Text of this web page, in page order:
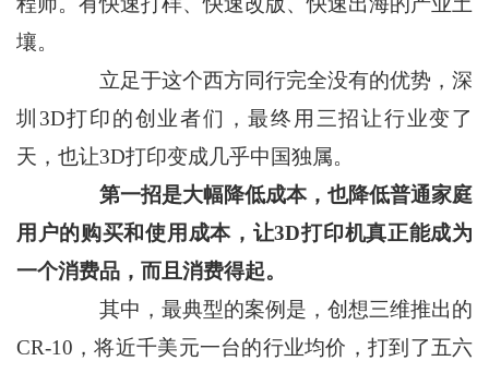
壤。
立足于这个西方同行完全没有的优势，深
圳3D打印的创业者们，最终用三招让行业变了
天，也让3D打印变成几乎中国独属。
第一招是大幅降低成本，也降低普通家庭
用户的购买和使用成本，让3D打印机真正能成为
一个消费品，而且消费得起。
其中，最典型的案例是，创想三维推出的
CR-10，将近千美元一台的行业均价，打到了五六